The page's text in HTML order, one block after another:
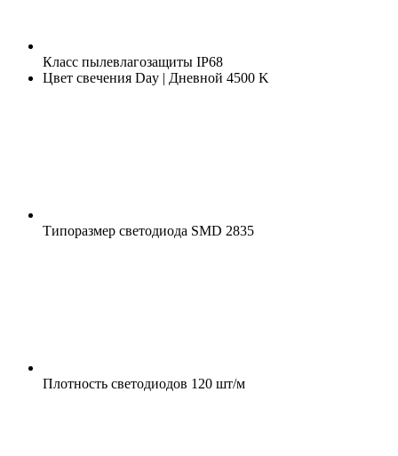
Класс пылевлагозащиты IP68
Цвет свечения Day | Дневной 4500 K
Типоразмер светодиода SMD 2835
Плотность светодиодов 120 шт/м